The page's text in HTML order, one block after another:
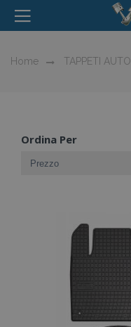
Home TAPPETI AUTO
Ordina Per